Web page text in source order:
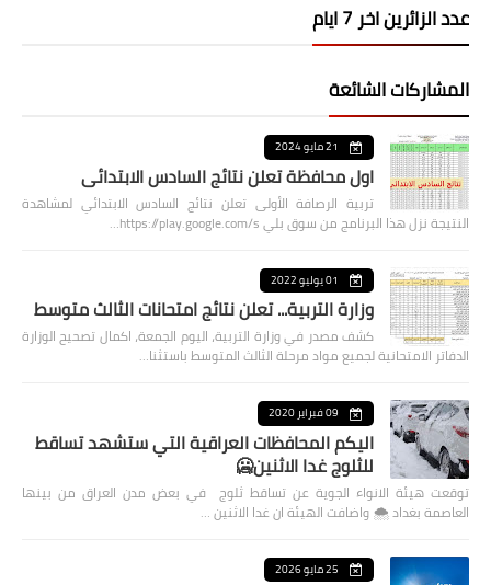
عدد الزائرين اخر 7 ايام
المشاركات الشائعة
21 مايو 2024
اول محافظة تعلن نتائج السادس الابتدائي
تربية الرصافة الأولى تعلن نتائج السادس الابتدائي لمشاهدة
النتيجة نزل هذا البرنامج من سوق بلي https://play.google.com/s…
01 يوليو 2022
وزارة التربية... تعلن نتائج امتحانات الثالث متوسط
كشف مصدر في وزارة التربية، اليوم الجمعة، اكمال تصحيح الوزارة
الدفاتر الامتحانية لجميع مواد مرحلة الثالث المتوسط باستثنا…
09 فبراير 2020
اليكم المحافظات العراقية التي ستشهد تساقط
للثلوج غدا الاثنين🥶
توقعت هيئة الانواء الجوية عن تساقط ثلوج في بعض مدن العراق من بينها
العاصمة بغداد ⁦🌨️⁩ واضافت الهيئة ان غدا الاثنين …
25 مايو 2026